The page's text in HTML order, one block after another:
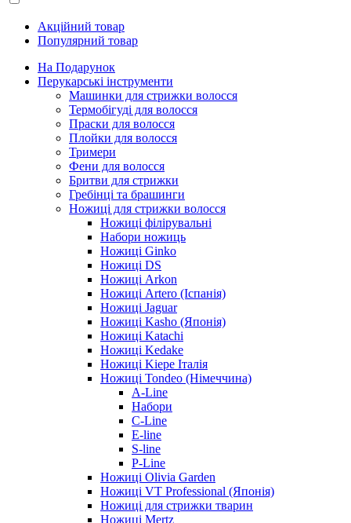
Акційний товар
Популярний товар
На Подарунок
Перукарські інструменти
Машинки для стрижки волосся
Термобігуді для волосся
Праски для волосся
Плойки для волосся
Тримери
Фени для волосся
Бритви для стрижки
Гребінці та брашинги
Ножиці для стрижки волосся
Ножиці філірувальні
Набори ножиць
Ножиці Ginko
Ножиці DS
Ножиці Arkon
Ножиці Artero (Іспанія)
Ножиці Jaguar
Ножиці Kasho (Японія)
Ножиці Katachi
Ножиці Kedake
Ножиці Kiepe Італія
Ножиці Tondeo (Німеччина)
A-Line
Набори
C-Line
E-line
S-line
P-Line
Ножиці Olivia Garden
Ножиці VT Professional (Японія)
Ножиці для стрижки тварин
Ножиці Mertz